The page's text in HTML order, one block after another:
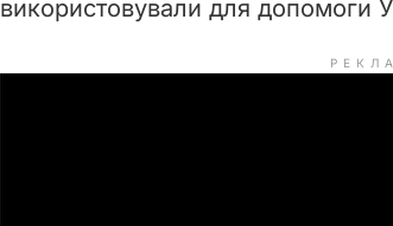
використовували для допомоги